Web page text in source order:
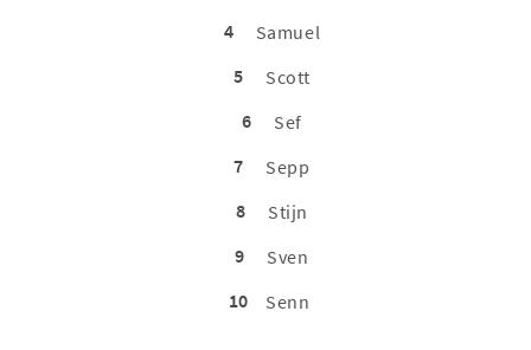
4
Samuel
5
Scott
6
Sef
7
Sepp
8
Stijn
9
Sven
10
Senn